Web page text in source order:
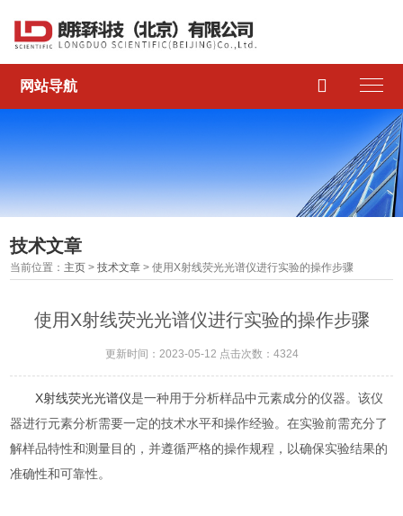
网站导航 
技术文章
当前位置： 主页 >技术文章 > 使用X射线荧光光谱仪进行实验的操作步骤
使用X射线荧光光谱仪进行实验的操作步骤
更新时间：2023-05-12 点击次数：4324
X射线荧光光谱仪是一种用于分析样品中元素成分的仪器。该仪
器进行元素分析需要一定的技术水平和操作经验。在实验前需充分了
解样品特性和测量目的，并遵循严格的操作规程，以确保实验结果的
准确性和可靠性。